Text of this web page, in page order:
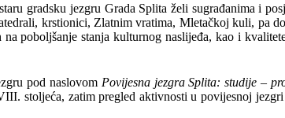
gradsku jezgru Grada Splita želi sugrađanima i
krstionici, Zlatnim vratima, Mletačkoj kuli, pa
poboljšanje stanja kulturnog naslijeđa, kao i
pod naslovom Povijesna jezgra Splita: studije –
stoljeća, zatim pregled aktivnosti u povijesnoj